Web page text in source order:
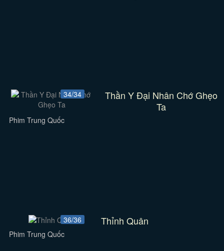
34/34
Thần Y Đại Nhân Chớ Ghẹo
Ta
Phim Trung Quốc
36/36 Thỉnh Quân
Phim Trung Quốc